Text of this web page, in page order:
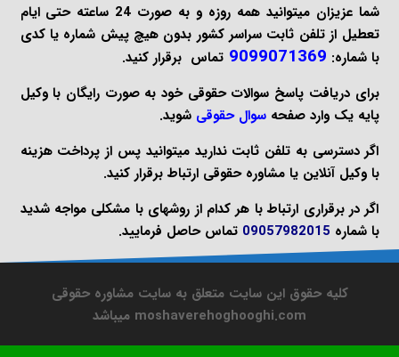
شما عزیزان میتوانید همه روزه و به صورت 24 ساعته حتی ایام
تعطیل از تلفن ثابت سراسر کشور بدون هیچ پیش شماره یا کدی
با شماره: 9099071369 تماس برقرار کنید.
برای دریافت پاسخ سوالات حقوقی خود به صورت رایگان با وکیل
پایه یک وارد صفحهسوال حقوقی شوید.
اگر دسترسی به تلفن ثابت ندارید میتوانید پس از پرداخت هزینه
باوکیل آنلاین یامشاوره حقوقی ارتباط برقرار کنید.
اگر در برقراری ارتباط با هر کدام از روشهای با مشکلی مواجه شدید
با شماره 09057982015 تماس حاصل فرمایید.
کلیه حقوق این سایت متعلق به سایت مشاوره حقوقی
moshaverehoghooghi.com میباشد